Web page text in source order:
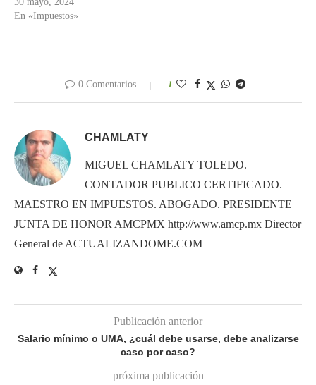
En «Impuestos»
0 Comentarios 1
CHAMLATY
MIGUEL CHAMLATY TOLEDO.
CONTADOR PUBLICO CERTIFICADO.
MAESTRO EN IMPUESTOS. ABOGADO. PRESIDENTE
JUNTA DE HONOR AMCPMX http://www.amcp.mx Director
General de ACTUALIZANDOME.COM
Publicación anterior
Salario mínimo o UMA, ¿cuál debe usarse, debe analizarse
caso por caso?
próxima publicación